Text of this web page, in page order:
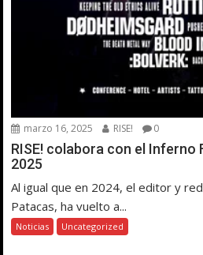
marzo 16, 2025 RISE! 0
RISE! colabora con el Inferno
2025
Al igual que en 2024, el editor y
Patacas, ha vuelto a...
Noticias Uncategorized